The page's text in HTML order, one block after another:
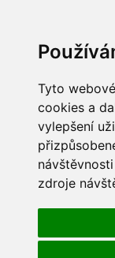
Tyto
cookies a
vylepšení
zdroje